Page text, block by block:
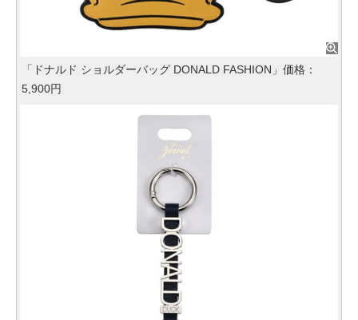
「ドナルド ショルダーバッグ DONALD FASHION」価格：
5,900円